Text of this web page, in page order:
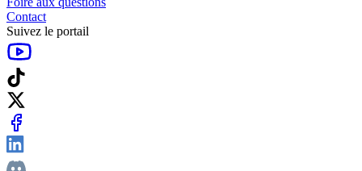
Contact
Suivez le portail